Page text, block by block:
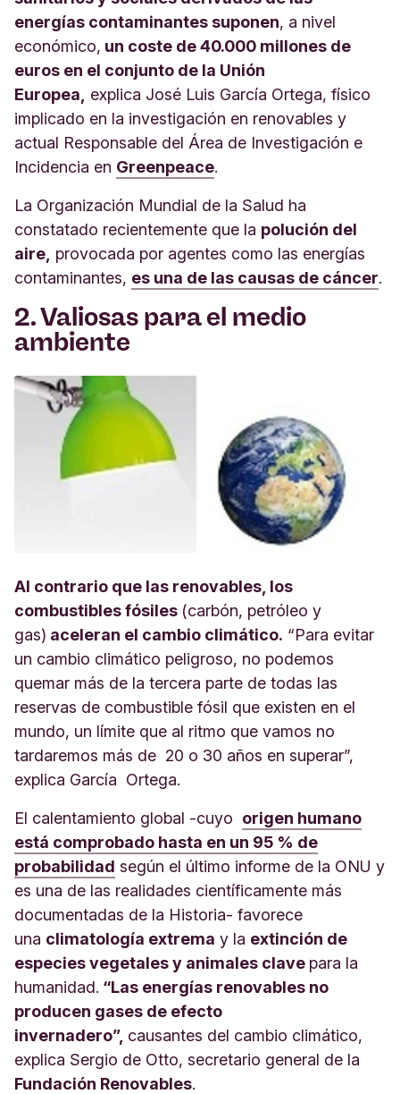
energías contaminantes suponen, a nivel
económico, un coste de 40.000 millones de
euros en el conjunto de la Unión
Europea, explica José Luis García Ortega, físico
implicado en la investigación en renovables y
actual Responsable del Área de Investigación e
Incidencia en Greenpeace.
La Organización Mundial de la Salud ha
constatado recientemente que la polución del
aire, provocada por agentes como las energías
contaminantes, es una de las causas de cáncer.
2. Valiosas para el medio
ambiente
Al contrario que las renovables, los
combustibles fósiles (carbón, petróleo y
gas) aceleran el cambio climático. “Para evitar
un cambio climático peligroso, no podemos
quemar más de la tercera parte de todas las
reservas de combustible fósil que existen en el
mundo, un límite que al ritmo que vamos no
tardaremos más de 20 o 30 años en superar”,
explica García Ortega.
El calentamiento global -cuyo origen humano
está comprobado hasta en un 95 % de
probabilidad según el último informe de la ONU y
es una de las realidades científicamente más
documentadas de la Historia- favorece
una climatología extrema y la extinción de
especies vegetales y animales clave para la
humanidad. “Las energías renovables no
producen gases de efecto
invernadero”, causantes del cambio climático,
explica Sergio de Otto, secretario general de la
Fundación Renovables.